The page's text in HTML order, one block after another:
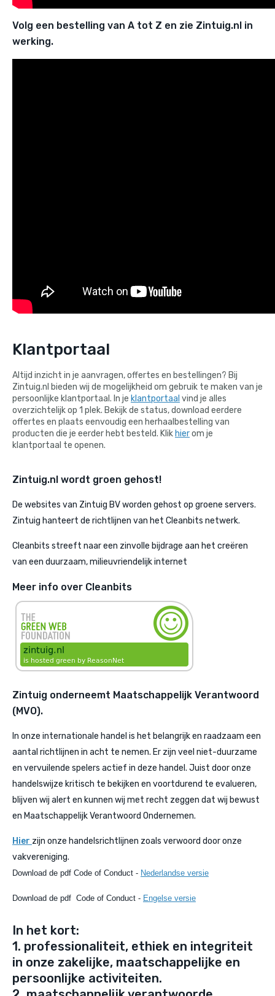
Volg een bestelling van A tot Z en zie Zintuig.nl in
werking.
Klantportaal
Altijd inzicht in je aanvragen, offertes en bestellingen? Bij
Zintuig.nl bieden wij de mogelijkheid om gebruik te maken van je
persoonlijke klantportaal. In je klantportaal vind je alles
overzichtelijk op 1 plek. Bekijk de status, download eerdere
offertes en plaats eenvoudig een herhaalbestelling van
producten die je eerder hebt besteld. Klik hierom je
klantportaal te openen.
Zintuig.nl wordt groen gehost!
De websites van Zintuig BV worden gehost op groene servers.
Zintuig hanteert de richtlijnen van het Cleanbits netwerk.
Cleanbits streeft naar een zinvolle bijdrage aan het creëren
van een duurzaam, milieuvriendelijk internet
Meer info over Cleanbits
Zintuig onderneemt Maatschappelijk Verantwoord
(MVO).
In onze internationale handel is het belangrijk en raadzaam een
aantal richtlijnen in acht te nemen. Er zijn veel niet-duurzame
en vervuilende spelers actief in deze handel. Juist door onze
handelswijze kritisch te bekijken en voortdurend te evalueren,
blijven wij alert en kunnen wij met recht zeggen dat wij bewust
en Maatschappelijk Verantwoord Ondernemen.
Hier zijn onze handelsrichtlijnen zoals verwoord door onze
vakvereniging.
Download de pdf Code of Conduct - Nederlandse versie
Download de pdf Code of Conduct - Engelse versie
In het kort:
1. professionaliteit, ethiek en integriteit
in onze zakelijke, maatschappelijke en
persoonlijke activiteiten.